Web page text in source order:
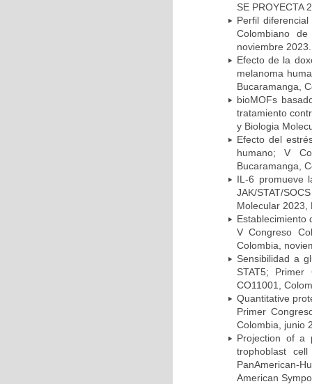
SE PROYECTA
Perfil
Colombiano
noviembre 2023.
Efecto de la
melanoma
Bucaramanga,
bioMOFs
tratamiento
y Biologia
Efecto del
humano; V
Bucaramanga,
IL-6 promueve
JAK/STAT/
Molecular 2023,
Establecimiento
V Congreso
Colombia,
Sensibilidad a
STAT5;
CO11001,
Quantitative
Primer
Colombia, junio
Projection of a
trophoblast
PanAmerican-
American